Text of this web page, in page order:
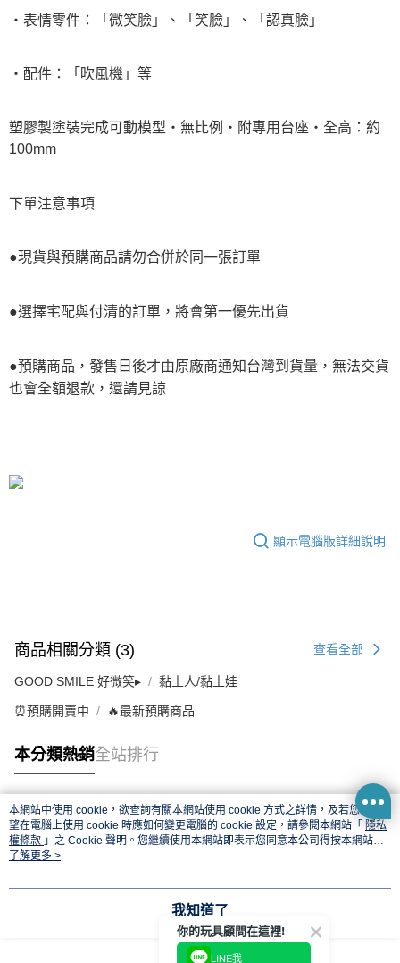
・表情零件：「微笑臉」、「笑臉」、「認真臉」
・配件：「吹風機」等
塑膠製塗裝完成可動模型・無比例・附專用台座・全高：約
100mm
下單注意事項
●現貨與預購商品請勿合併於同一張訂單
●選擇宅配與付清的訂單，將會第一優先出貨
●預購商品，發售日後才由原廠商通知台灣到貨量，無法交貨
也會全額退款，還請見諒
顯示電腦版詳細說明
商品相關分類 (3) 查看全部
GOOD SMILE 好微笑▸ 黏土人/黏土娃
⏰預購開賣中 🔥最新預購商品
本分類熱銷全站排行
熱門標籤
本網站中使用 cookie，欲查詢有關本網站使用 cookie 方式之詳情，及若您不希
望在電腦上使用 cookie 時應如何變更電腦的 cookie 設定，請參閱本網站「 隱私
權條款 」之 Cookie 聲明。您繼續使用本網站即表示您同意本公司得按本網站使
用條款之 Cookie 聲明使用 cookie。
了解更多 >
我知道了
你的玩具顧問在這裡!
LINE我